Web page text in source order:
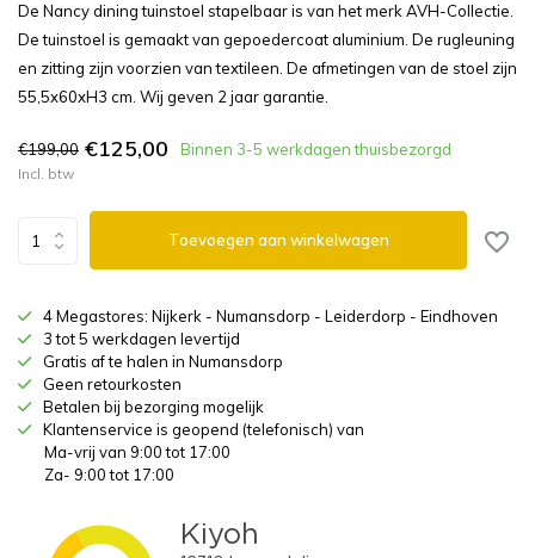
De Nancy dining tuinstoel stapelbaar is van het merk AVH-Collectie.
De tuinstoel is gemaakt van gepoedercoat aluminium. De rugleuning
en zitting zijn voorzien van textileen. De afmetingen van de stoel zijn
55,5x60xH3 cm. Wij geven 2 jaar garantie.
€199,00 €125,00 Binnen 3-5 werkdagen thuisbezorgd
Incl. btw
Toevoegen aan winkelwagen
4 Megastores: Nijkerk - Numansdorp - Leiderdorp - Eindhoven
3 tot 5 werkdagen levertijd
Gratis af te halen in Numansdorp
Geen retourkosten
Betalen bij bezorging mogelijk
Klantenservice is geopend (telefonisch) van
Ma-vrij van 9:00 tot 17:00
Za- 9:00 tot 17:00